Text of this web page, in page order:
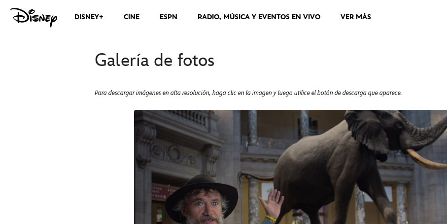
DISNEY+ CINE ESPN RADIO, MÚSICA Y EVENTOS EN VIVO VER MÁS
Galería de fotos
Para descargar imágenes en alta resolución, haga clic en la imagen y luego utilice el botón de descarga que aparece.